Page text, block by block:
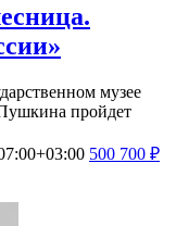
музее
пройдет
500 700 ₽